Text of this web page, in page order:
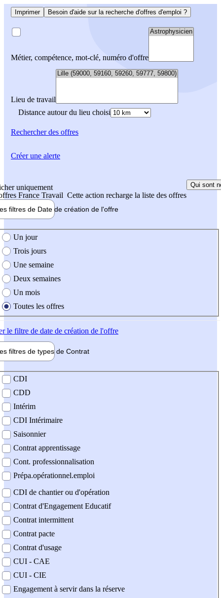
Imprimer Besoin d'aide sur la recherche d'offres d'emploi ?
Métier, compétence, mot-clé, numéro d'offre
Lieu de travail
Distance autour du lieu choisi
Rechercherdes offres
uniquement
France Travail Cette action recharge la liste des offres
Qui sont
filtres de Date de création de l'offre
création de l'offre
Un jour
Trois jours
Une semaine
Deux semaines
Un mois
Toutes les offres
le filtre de date de création de l'offre
filtres de types de Contrat
contrat
CDI
CDD
Intérim
CDI Intérimaire
Saisonnier
Contrat apprentissage
Cont. professionnalisation
Prépa.opérationnel.emploi
CDI de chantier ou d'opération
Contrat d'Engagement Educatif
Contrat intermittent
Contrat pacte
Contrat d'usage
CUI - CAE
CUI - CIE
Engagement à servir dans la réserve
Créer une alerte